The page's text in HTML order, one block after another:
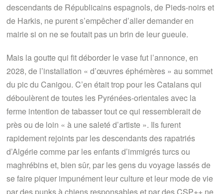
descendants de Républicains espagnols, de Pieds-noirs et
de Harkis, ne purent s’empêcher d’aller demander en
mairie si on ne se foutait pas un brin de leur gueule.
Mais la goutte qui fit déborder le vase fut l’annonce, en
2028, de l’installation « d’œuvres éphémères » au sommet
du pic du Canigou. C’en était trop pour les Catalans qui
déboulèrent de toutes les Pyrénées-orientales avec la
ferme intention de tabasser tout ce qui ressemblerait de
près ou de loin « à une saleté d’artiste ». Ils furent
rapidement rejoints par les descendants des rapatriés
d’Algérie comme par les enfants d’immigrés turcs ou
maghrébins et, bien sûr, par les gens du voyage lassés de
se faire piquer impunément leur culture et leur mode de vie
par des punks à chiens responsables et par des CSP++ ne